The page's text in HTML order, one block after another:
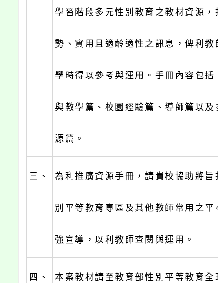
學習階段多元性別教育之教材資源
勢、實用且適齡適性之訊息，俾利
學時得以參考與運用。手冊內容包
與教學篇、校園經驗篇、導師篇以
源篇。
三、 為利推廣資源手冊，請貴校協助將
別平等教育專區及其他教師常用之
強宣導，以利教師查閱與運用。
四、 本案教材請至教育部性別平等教育